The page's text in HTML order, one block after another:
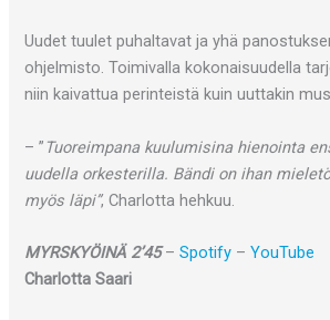
Uudet tuulet puhaltavat ja yhä
ohjelmisto. Toimivalla kokonaisuudella
niin kaivattua perinteistä kuin uuttakin
– ” Tuoreimpana kuulumisina hienointa
uudella orkesterilla. Bändi on ihan
myös läpi”, Charlotta hehkuu.
MYRSKYÖINÄ 2’45–Spotify –YouTube
Charlotta Saari